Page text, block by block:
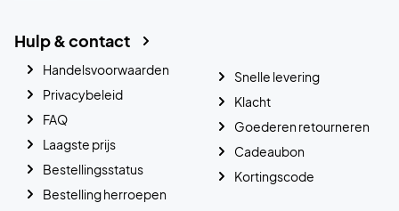
Hulp & contact
Handelsvoorwaarden
Privacybeleid
FAQ
Laagste prijs
Bestellingsstatus
Bestelling herroepen
Snelle levering
Klacht
Goederen retourneren
Cadeaubon
Kortingscode